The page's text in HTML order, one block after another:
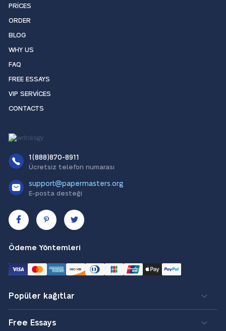
PRICES
ORDER
BLOG
WHY US
FAQ
FREE ESSAYS
VIP SERVICES
CONTACTS
1(888)870-8911
Ücretsiz telefon numarası
support@papermasters.org
E-posta desteği
Ödeme Yöntemleri
Popüler kağıtlar
Free Essays